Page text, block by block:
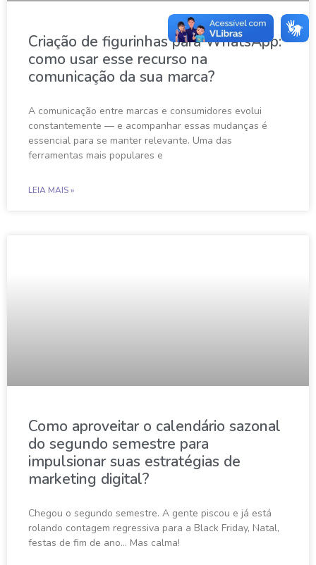
Criação de figurinhas para WhatsApp:
como usar esse recurso na
comunicação da sua marca?
A comunicação entre marcas e consumidores evolui
constantemente — e acompanhar essas mudanças é
essencial para se manter relevante. Uma das
ferramentas mais populares e
LEIA MAIS »
Como aproveitar o calendário sazonal
do segundo semestre para
impulsionar suas estratégias de
marketing digital?
Chegou o segundo semestre. A gente piscou e já está
rolando contagem regressiva para a Black Friday, Natal,
festas de fim de ano… Mas calma!